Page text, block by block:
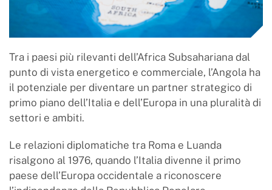
Tra i paesi più rilevanti dell’Africa Subsahariana dal
punto di vista energetico e commerciale, l’Angola ha
il potenziale per diventare un partner strategico di
primo piano dell’Italia e dell’Europa in una pluralità di
settori e ambiti.
Le relazioni diplomatiche tra Roma e Luanda
risalgono al 1976, quando l’Italia divenne il primo
paese dell’Europa occidentale a riconoscere